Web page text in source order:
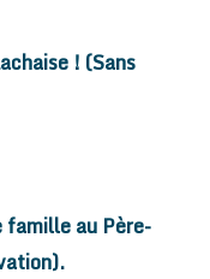
! (Sans
au Père-